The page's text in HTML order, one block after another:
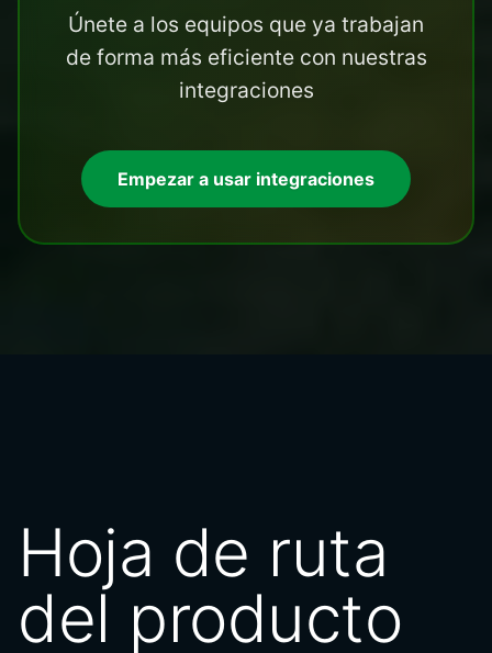
Únete a los equipos que ya trabajan
de forma más eficiente con nuestras
integraciones
Empezar a usar integraciones
Hoja de ruta
del producto